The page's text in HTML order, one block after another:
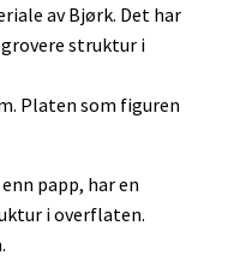
av Bjørk. Det har
struktur i
Platen som figuren
papp, har en
i overflaten.